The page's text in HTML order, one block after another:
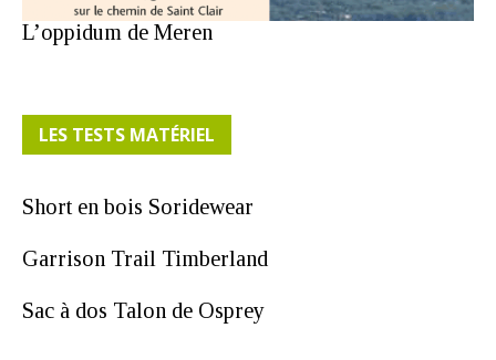
L’oppidum de Meren
LES TESTS MATÉRIEL
Short en bois Soridewear
Garrison Trail Timberland
Sac à dos Talon de Osprey